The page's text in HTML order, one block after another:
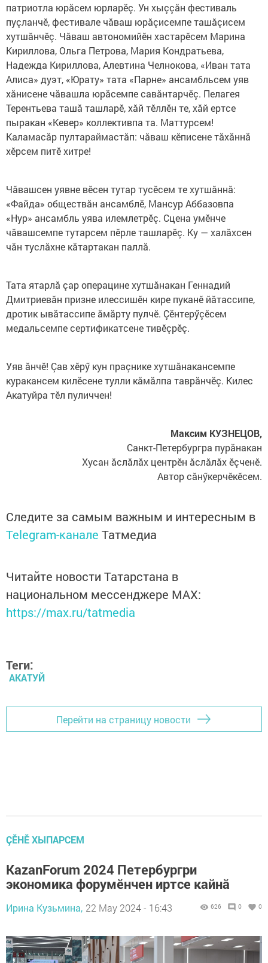
патриотла юрăсем юрларӗç. Ун хыççăн фестиваль
пуçланчӗ, фестивале чăваш юрăçисемпе ташăçисем
хутшăнчӗç. Чăваш автономийӗн хастарӗсем Марина
Кириллова, Ольга Петрова, Мария Кондратьева,
Надежда Кириллова, Алевтина Челнокова, «Иван тата
Алиса» дуэт, «Юрату» тата «Парне» ансамбльсем уяв
хăнисене чăвашла юрăсемпе савăнтарчӗç. Пелагея
Терентьева ташă ташларӗ, хăй тӗллӗн те, хăй ертсе
пыракан «Кевер» коллективпа та. Маттурсем!
Каламасăр пултараймастăп: чăваш кӗписене тăхăннă
хӗрсем питӗ хитре!
Чăвашсен уявне вӗсен тутар тусӗсем те хутшăннă:
«Файда» обществăн ансамблӗ, Мансур Аббазовпа
«Нур» ансамбль уява илемлетрӗç. Сцена умӗнче
чăвашсемпе тутарсем пӗрле ташларӗç. Ку — халăхсен
чăн туслăхне кăтартакан паллă.
Тата ятарлă çар операцине хутшăнакан Геннадий
Дмитриевăн призне илессишӗн кире пуканӗ йăтассипе,
дротик ывăтассипе ăмăрту пулчӗ. Çӗнтерӳçӗсем
медальсемпе сертификатсене тивӗçрӗç.
Уяв ăнчӗ! Çав хӗрӳ кун праçнике хутшăнакансемпе
куракансем килӗсене тулли кăмăлпа таврăнчӗç. Килес
Акатуйра тӗл пуличчен!
Максим КУЗНЕЦОВ,
Санкт-Петербургра пурăнакан
Хусан ăслăлăх центрӗн ăслăлăх ӗçченӗ.
Автор сăнӳкерчӗкӗсем.
Следите за самым важным и интересным в
Telegram-канале Татмедиа
Читайте новости Татарстана в
национальном мессенджере MАХ:
https://max.ru/tatmedia
Теги:
АКАТУЙ
Перейти на страницу новости
ÇӖНӖ ХЫПАРСЕМ
KazanForum 2024 Петербургри
экономика форумӗнчен иртсе кайнă
Ирина Кузьмина, 22 May 2024 - 16:43 626 0 0